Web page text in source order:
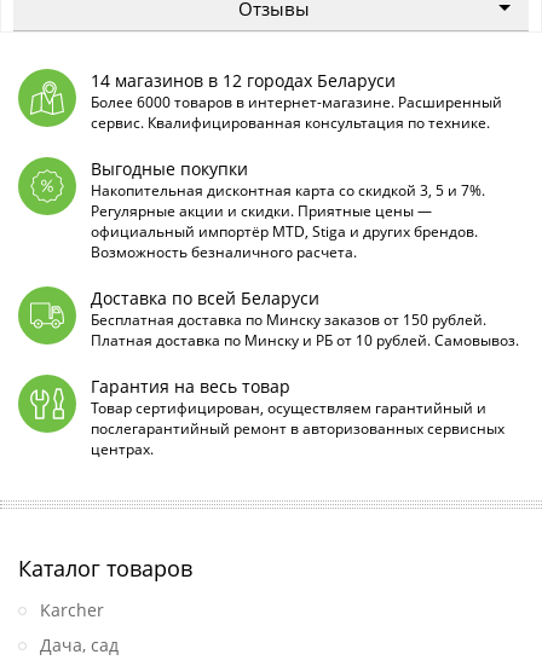
Отзывы
14 магазинов в 12 городах Беларуси
Более 6000 товаров в интернет-магазине. Расширенный
сервис. Квалифицированная консультация по технике.
Выгодные покупки
Накопительная дисконтная карта со скидкой 3, 5 и 7%.
Регулярные акции и скидки. Приятные цены —
официальный импортёр MTD, Stiga и других брендов.
Возможность безналичного расчета.
Доставка по всей Беларуси
Бесплатная доставка по Минску заказов от 150 рублей.
Платная доставка по Минску и РБ от 10 рублей. Самовывоз.
Гарантия на весь товар
Товар сертифицирован, осуществляем гарантийный и
послегарантийный ремонт в авторизованных сервисных
центрах.
Каталог товаров
Karcher
Дача, сад